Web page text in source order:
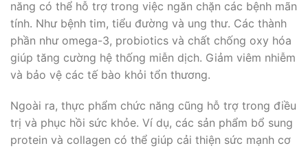
năng có thể hỗ trợ trong việc ngăn chặn các bệnh mãn
tính. Như bệnh tim, tiểu đường và ung thư. Các thành
phần như omega-3, probiotics và chất chống oxy hóa
giúp tăng cường hệ thống miễn dịch. Giảm viêm nhiễm
và bảo vệ các tế bào khỏi tổn thương.
Ngoài ra, thực phẩm chức năng cũng hỗ trợ trong điều
trị và phục hồi sức khỏe. Ví dụ, các sản phẩm bổ sung
protein và collagen có thể giúp cải thiện sức mạnh cơ